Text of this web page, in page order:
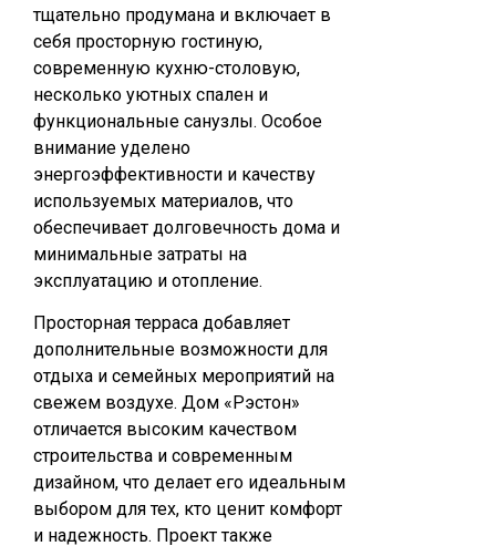
тщательно продумана и включает в
себя просторную гостиную,
современную кухню-столовую,
несколько уютных спален и
функциональные санузлы. Особое
внимание уделено
энергоэффективности и качеству
используемых материалов, что
обеспечивает долговечность дома и
минимальные затраты на
эксплуатацию и отопление.
Просторная терраса добавляет
дополнительные возможности для
отдыха и семейных мероприятий на
свежем воздухе. Дом «Рэстон»
отличается высоким качеством
строительства и современным
дизайном, что делает его идеальным
выбором для тех, кто ценит комфорт
и надежность. Проект также